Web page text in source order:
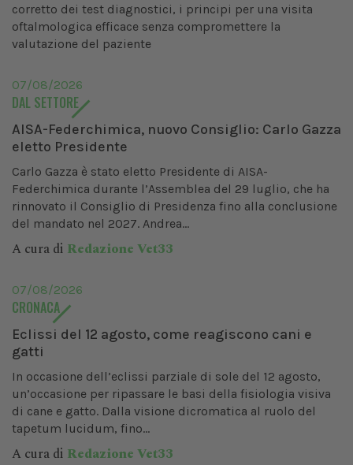
corretto dei test diagnostici, i principi per una visita
oftalmologica efficace senza compromettere la
valutazione del paziente
07/08/2026
DAL SETTORE
AISA-Federchimica, nuovo Consiglio: Carlo Gazza
eletto Presidente
Carlo Gazza è stato eletto Presidente di AISA-
Federchimica durante l’Assemblea del 29 luglio, che ha
rinnovato il Consiglio di Presidenza fino alla conclusione
del mandato nel 2027. Andrea...
A cura di Redazione Vet33
07/08/2026
CRONACA
Eclissi del 12 agosto, come reagiscono cani e
gatti
In occasione dell’eclissi parziale di sole del 12 agosto,
un’occasione per ripassare le basi della fisiologia visiva
di cane e gatto. Dalla visione dicromatica al ruolo del
tapetum lucidum, fino...
A cura di Redazione Vet33